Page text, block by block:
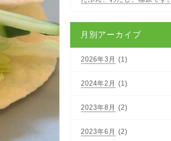
月別アーカイブ
2026年3月 (1)
2024年2月 (1)
2023年8月 (2)
2023年6月 (2)